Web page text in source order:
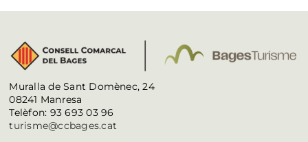
Muralla de Sant Domènec, 24
08241 Manresa
Telèfon: 93 693 03 96
turisme@ccbages.cat